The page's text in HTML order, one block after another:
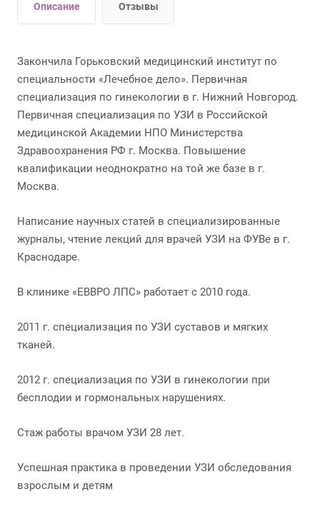
Описание Отзывы
Закончила Горьковский медицинский институт по
специальности «Лечебное дело». Первичная
специализация по гинекологии в г. Нижний Новгород.
Первичная специализация по УЗИ в Российской
медицинской Академии НПО Министерства
Здравоохранения РФ г. Москва. Повышение
квалификации неоднократно на той же базе в г.
Москва.
Написание научных статей в специализированные
журналы, чтение лекций для врачей УЗИ на ФУВе в г.
Краснодаре.
В клинике «ЕВВРО ЛПС» работает с 2010 года.
2011 г. специализация по УЗИ суставов и мягких
тканей.
2012 г. специализация по УЗИ в гинекологии при
бесплодии и гормональных нарушениях.
Стаж работы врачом УЗИ 28 лет.
Успешная практика в проведении УЗИ обследования
взрослым и детям